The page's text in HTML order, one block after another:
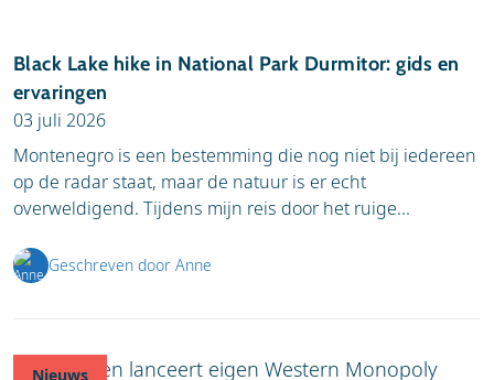
Black Lake hike in National Park Durmitor: gids en
ervaringen
03 juli 2026
Montenegro is een bestemming die nog niet bij iedereen
op de radar staat, maar de natuur is er echt
overweldigend. Tijdens mijn reis door het ruige...
Geschreven door Anne
Nieuws